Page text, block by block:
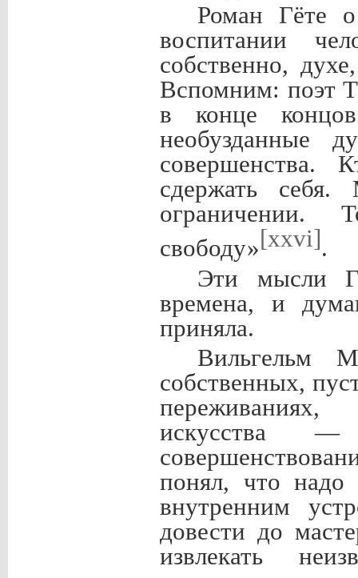
Роман Гёте
воспитании
собственно,
Вспомним: поэт
в конце
необузданные
совершенства.
сдержать себя.
свободу»[xxvi].
Эти мысли
времена, и
приняла.
Вильгельм
собственных,
искусства
понял, что
внутренним
довести до
извлекать